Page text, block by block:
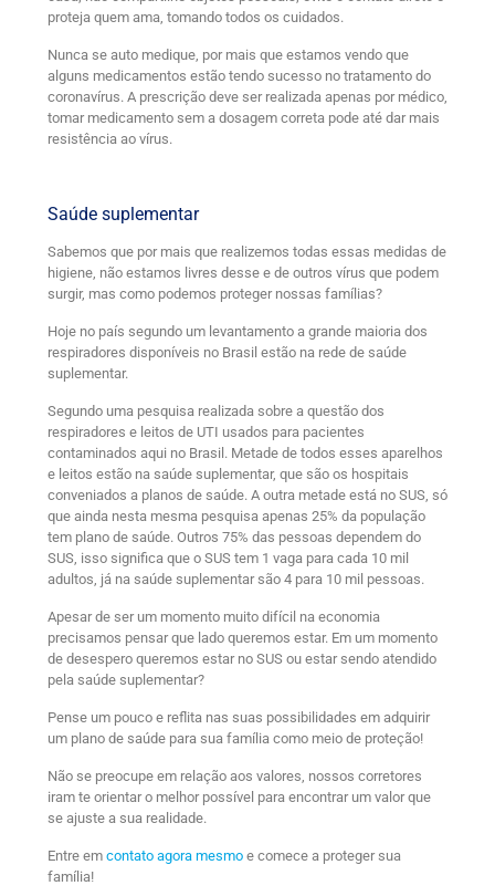
proteja quem ama, tomando todos os cuidados.
Nunca se auto medique, por mais que estamos vendo que
alguns medicamentos estão tendo sucesso no tratamento do
coronavírus. A prescrição deve ser realizada apenas por médico,
tomar medicamento sem a dosagem correta pode até dar mais
resistência ao vírus.
Saúde suplementar
Sabemos que por mais que realizemos todas essas medidas de
higiene, não estamos livres desse e de outros vírus que podem
surgir, mas como podemos proteger nossas famílias?
Hoje no país segundo um levantamento a grande maioria dos
respiradores disponíveis no Brasil estão na rede de saúde
suplementar.
Segundo uma pesquisa realizada sobre a questão dos
respiradores e leitos de UTI usados para pacientes
contaminados aqui no Brasil. Metade de todos esses aparelhos
e leitos estão na saúde suplementar, que são os hospitais
conveniados a planos de saúde. A outra metade está no SUS, só
que ainda nesta mesma pesquisa apenas 25% da população
tem plano de saúde. Outros 75% das pessoas dependem do
SUS, isso significa que o SUS tem 1 vaga para cada 10 mil
adultos, já na saúde suplementar são 4 para 10 mil pessoas.
Apesar de ser um momento muito difícil na economia
precisamos pensar que lado queremos estar. Em um momento
de desespero queremos estar no SUS ou estar sendo atendido
pela saúde suplementar?
Pense um pouco e reflita nas suas possibilidades em adquirir
um plano de saúde para sua família como meio de proteção!
Não se preocupe em relação aos valores, nossos corretores
iram te orientar o melhor possível para encontrar um valor que
se ajuste a sua realidade.
Entre em contato agora mesmo e comece a proteger sua
família!